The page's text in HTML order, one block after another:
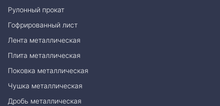
Рулонный прокат
Гофрированный лист
Лента металлическая
Плита металлическая
Поковка металлическая
Чушка металлическая
Дробь металлическая